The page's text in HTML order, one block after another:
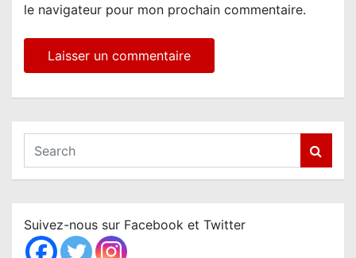
le navigateur pour mon prochain commentaire.
a
c
h
Suivez-nous sur Facebook et Twitter